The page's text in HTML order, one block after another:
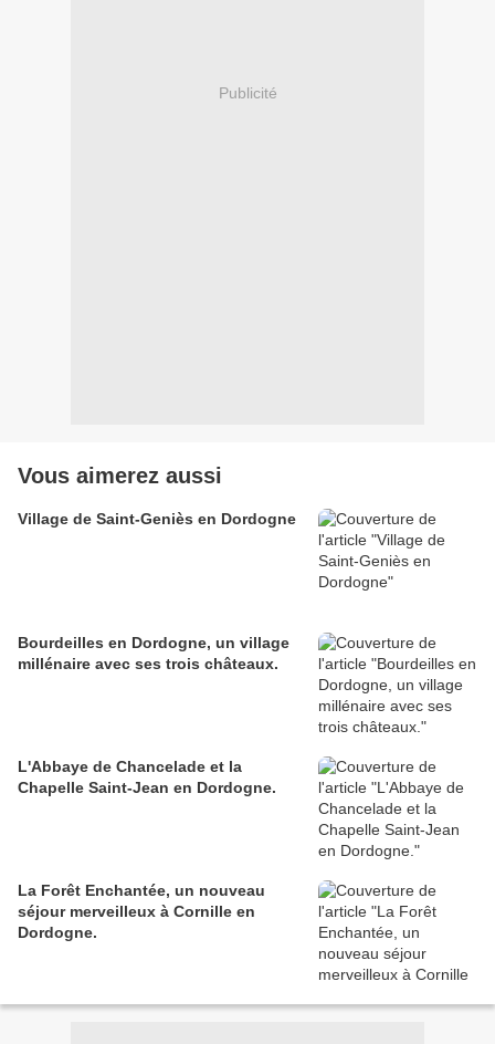
Publicité
Vous aimerez aussi
Village de Saint-Geniès en Dordogne
Bourdeilles en Dordogne, un village
millénaire avec ses trois châteaux.
L'Abbaye de Chancelade et la
Chapelle Saint-Jean en Dordogne.
La Forêt Enchantée, un nouveau
séjour merveilleux à Cornille en
Dordogne.